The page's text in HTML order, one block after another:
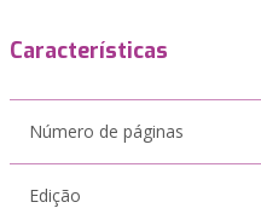
Características
Número de páginas
Edição